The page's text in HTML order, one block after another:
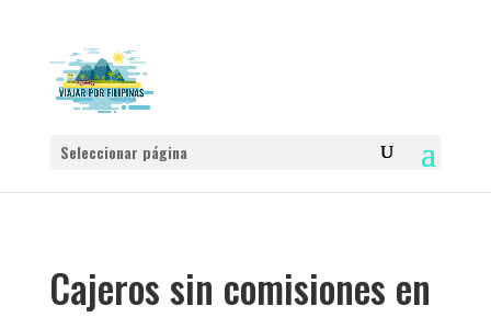
Seleccionar página
Cajeros sin comisiones en